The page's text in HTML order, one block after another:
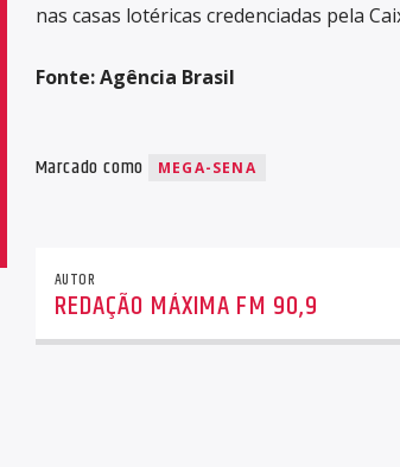
nas casas lotéricas credenciadas pela
Fonte: Agência Brasil
Marcado como MEGA-SENA
AUTOR
REDAÇÃO MÁXIMA FM 90,9